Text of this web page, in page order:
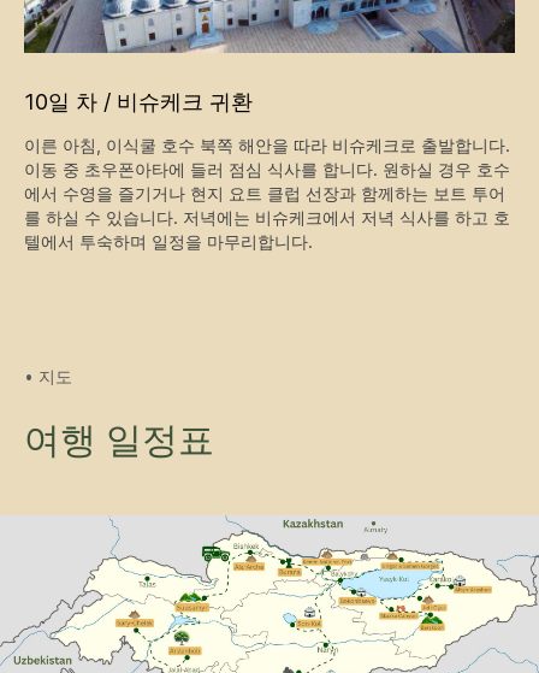
10일 차 / 비슈케크 귀환
이른 아침, 이식쿨 호수 북쪽 해안을 따라 비슈케크로 출발합니다.
이동 중 초우폰아타에 들러 점심 식사를 합니다. 원하실 경우 호수
에서 수영을 즐기거나 현지 요트 클럽 선장과 함께하는 보트 투어
를 하실 수 있습니다. 저녁에는 비슈케크에서 저녁 식사를 하고 호
텔에서 투숙하며 일정을 마무리합니다.
• 지도
여행 일정표
그룹: 4~6명
자세히 보기 예약하기
최적 시즌: 10월~3월
키르기스스탄에서의 위대
기간: 10일